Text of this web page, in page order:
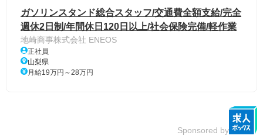
ガソリンスタンド総合スタッフ/交通費全額支給/完全
週休2日制/年間休日120日以上/社会保険完備/軽作業
地崎商事株式会社 ENEOS
正社員
山梨県
月給19万円～28万円
Sponsored by